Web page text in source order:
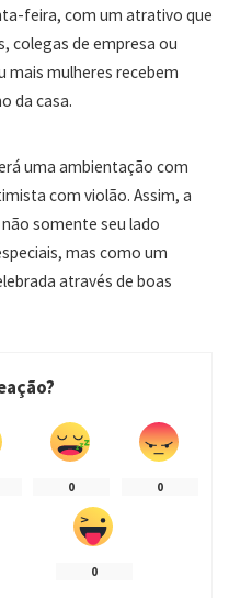
feira, com um atrativo que
colegas de empresa ou
mais mulheres recebem
da casa.
uma ambientação com
com violão. Assim, a
somente seu lado
mas como um
através de boas
0 0
0